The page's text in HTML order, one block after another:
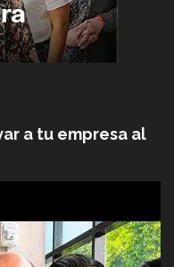
a tu empresa al